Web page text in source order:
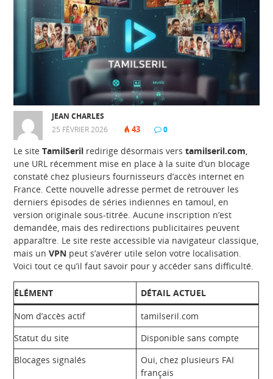
JEAN CHARLES
25 FÉVRIER 2026
43 0
Le siteTamilSeril redirige désormais verstamilseril.com,
une URL récemment mise en place à la suite d’un blocage
constaté chez plusieurs fournisseurs d’accès internet en
France. Cette nouvelle adresse permet de retrouver les
derniers épisodes de séries indiennes en tamoul, en
version originale sous-titrée. Aucune inscription n’est
demandée, mais des redirections publicitaires peuvent
apparaître. Le site reste accessible via navigateur classique,
mais unVPN peut s’avérer utile selon votre localisation.
Voici tout ce qu’il faut savoir pour y accéder sans difficulté.
ÉLÉMENT
DÉTAIL ACTUEL
Nom d’accès actif
tamilseril.com
Statut du site
Disponible sans compte
Blocages signalés
Oui, chez plusieurs FAI
français